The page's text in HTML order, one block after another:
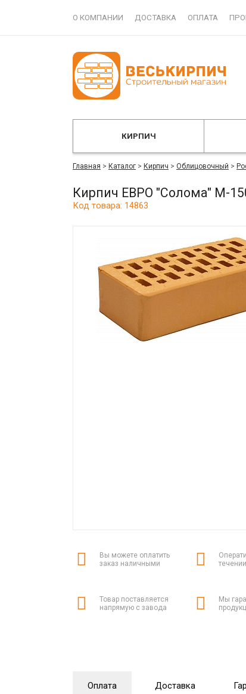
О КОМПАНИИ ДОСТАВКА ОПЛАТА
КИРПИЧ
Главная > Каталог > Кирпич > Облицовочный >
Кирпич ЕВРО "Солома" М-
Код товара: 14863
Вы можете оплатить
заказ наличными
течении
Товар поставляется
напрямую с завода
Мы
Оплата Доставка